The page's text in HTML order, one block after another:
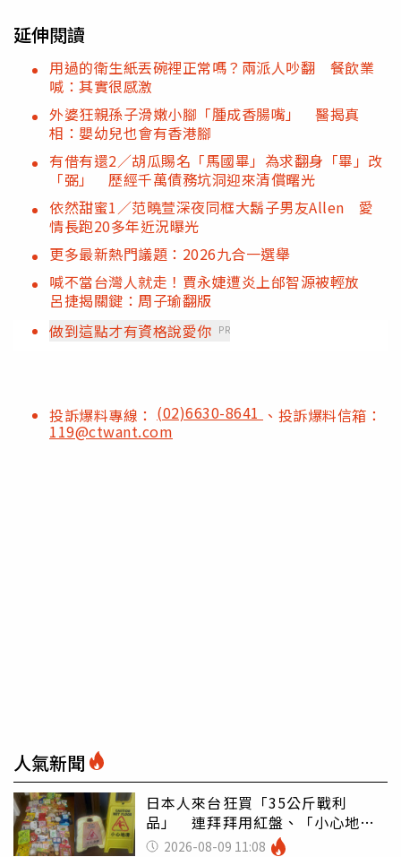
延伸閱讀
用過的衛生紙丟碗裡正常嗎？兩派人吵翻 餐飲業
喊：其實很感激
外婆狂親孫子滑嫩小腳「腫成香腸嘴」 醫揭真
相：嬰幼兒也會有香港腳
有借有還2／胡瓜賜名「馬國畢」為求翻身「畢」改
「弼」 歷經千萬債務坑洞迎來清償曙光
依然甜蜜1／范曉萱深夜同框大鬍子男友Allen 愛
情長跑20多年近況曝光
更多最新熱門議題：2026九合一選舉
喊不當台灣人就走！賈永婕遭炎上邰智源被輕放
呂捷揭關鍵：周子瑜翻版
做到這點才有資格說愛你 PR
投訴爆料專線： (02)6630-8641 、投訴爆料信箱：
119@ctwant.com
人氣新聞
日本人來台狂買「35公斤戰利
品」 連拜拜用紅盤、「小心地
滑」告示牌也帶回家
2026-08-09 11:08